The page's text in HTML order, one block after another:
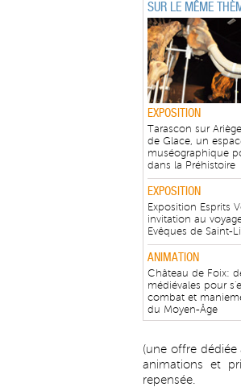
SUR LE MÊME
EXPOSITION
Tarascon sur
de Glace, un
muséographique
dans la Préhistoire
EXPOSITION
Exposition Esprits
invitation au
Evêques de Saint-
ANIMATION
Château de Foix:
médiévales pour
combat et
du Moyen-Âge
(une offre
animations et
repensée.